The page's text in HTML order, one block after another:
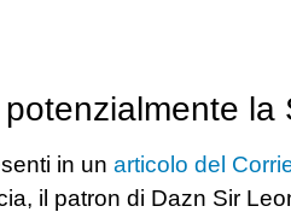
la
in un articolo del
il patron di Dazn Sir